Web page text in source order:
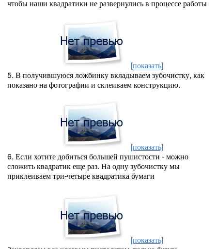
чтобы наши квадратики не развернулись в процессе работы
[показать]
5. В получившуюся ложбинку вкладываем зубочистку, как
показано на фотографии и склеиваем конструкцию.
[показать]
6. Если хотите добиться большей пушистости - можно
сложить квадратик еще раз. На одну зубочистку мы
приклеиваем три-четыре квадратика бумаги
[показать]